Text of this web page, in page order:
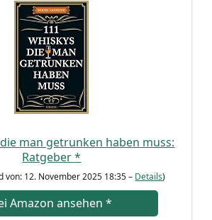
man getrun­ken haben muss:
Rat­ge­ber*
von: 12. Novem­ber 2025 18:35 – Details)
Ama­zon anse­hen*